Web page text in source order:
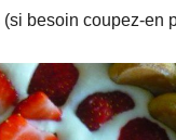
besoin coupez-en